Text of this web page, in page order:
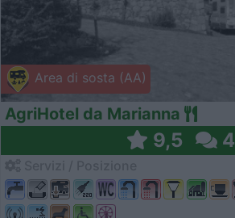
Area di sosta (AA)
AgriHotel da Marianna
9,5 4